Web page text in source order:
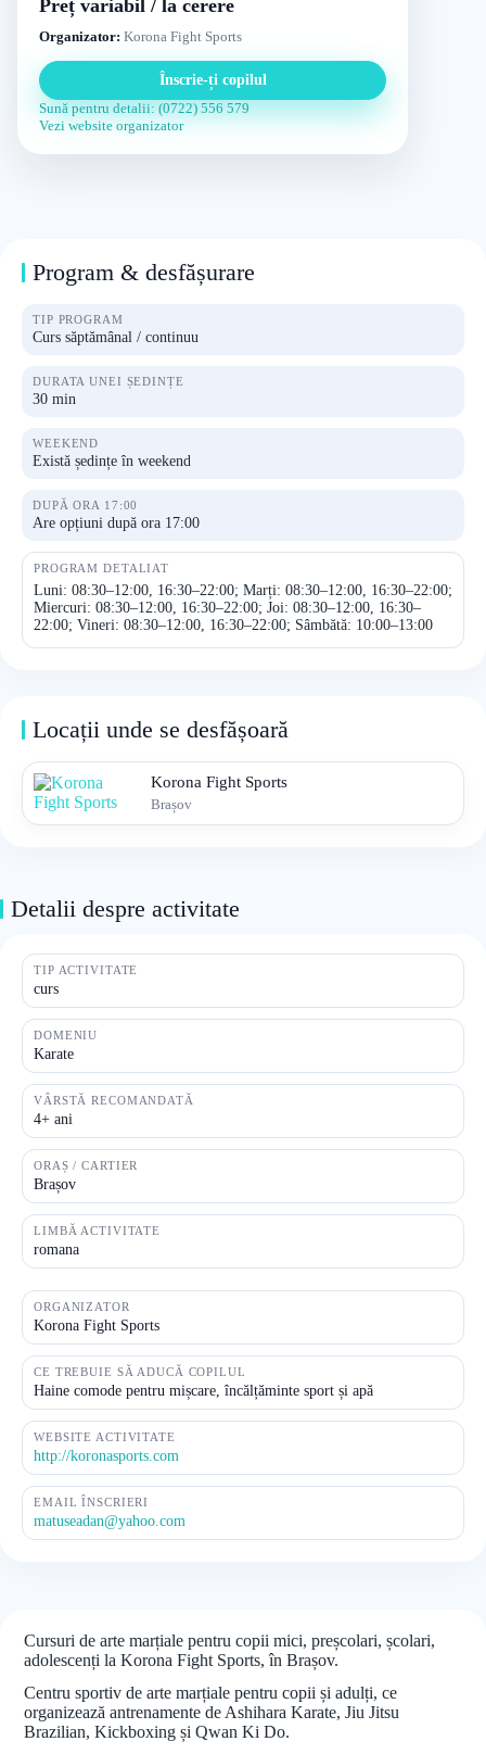
Preț variabil / la cerere
Organizator: Korona Fight Sports
Înscrie-ți copilul
Sună pentru detalii: (0722) 556 579
Vezi website organizator
Program & desfășurare
TIP PROGRAM
Curs săptămânal / continuu
DURATA UNEI ȘEDINȚE
30 min
WEEKEND
Există ședințe în weekend
DUPĂ ORA 17:00
Are opțiuni după ora 17:00
PROGRAM DETALIAT
Luni: 08:30–12:00, 16:30–22:00; Marți: 08:30–12:00, 16:30–22:00;
Miercuri: 08:30–12:00, 16:30–22:00; Joi: 08:30–12:00, 16:30–
22:00; Vineri: 08:30–12:00, 16:30–22:00; Sâmbătă: 10:00–13:00
Locații unde se desfășoară
Korona Fight Sports
Brașov
Detalii despre activitate
TIP ACTIVITATE
curs
DOMENIU
Karate
VÂRSTĂ RECOMANDATĂ
4+ ani
ORAȘ / CARTIER
Brașov
LIMBĂ ACTIVITATE
romana
ORGANIZATOR
Korona Fight Sports
CE TREBUIE SĂ ADUCĂ COPILUL
Haine comode pentru mișcare, încălțăminte sport și apă
WEBSITE ACTIVITATE
http://koronasports.com
EMAIL ÎNSCRIERI
matuseadan@yahoo.com
Cursuri de arte marțiale pentru copii mici, preșcolari, școlari,
adolescenți la Korona Fight Sports, în Brașov.
Centru sportiv de arte marțiale pentru copii și adulți, ce
organizează antrenamente de Ashihara Karate, Jiu Jitsu
Brazilian, Kickboxing și Qwan Ki Do.